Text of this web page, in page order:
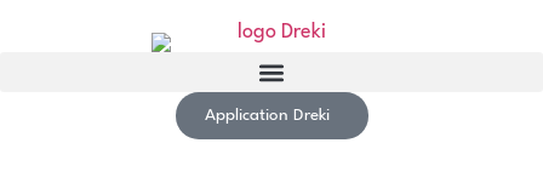
Application Dreki